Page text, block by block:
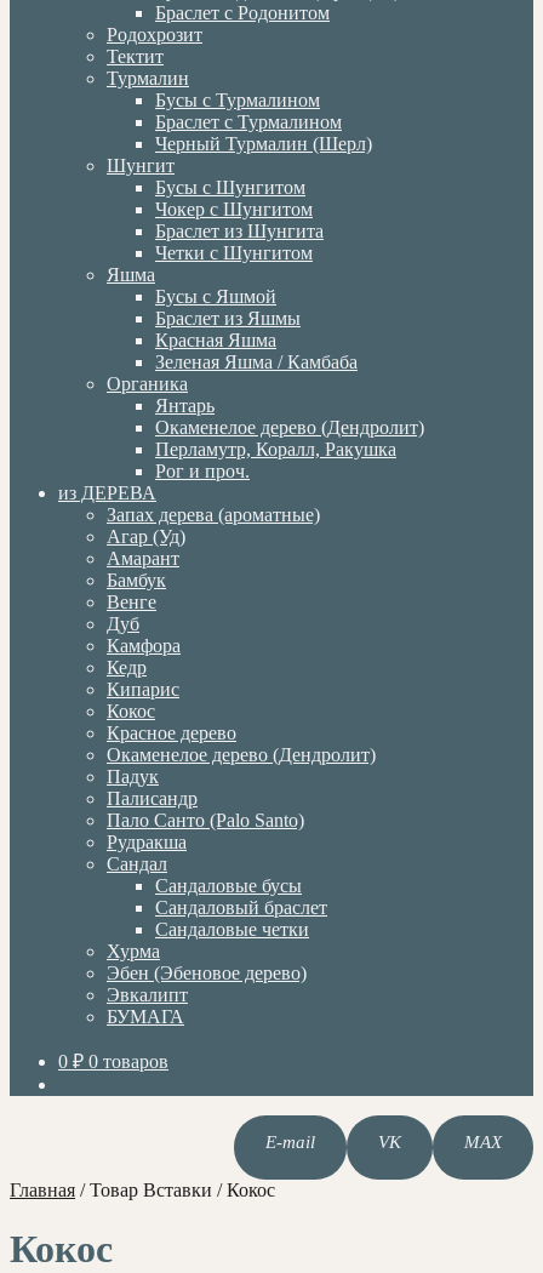
Браслет с Родонитом
Родохрозит
Тектит
Турмалин
Бусы с Турмалином
Браслет с Турмалином
Черный Турмалин (Шерл)
Шунгит
Бусы с Шунгитом
Чокер с Шунгитом
Браслет из Шунгита
Четки с Шунгитом
Яшма
Бусы с Яшмой
Браслет из Яшмы
Красная Яшма
Зеленая Яшма / Камбаба
Органика
Янтарь
Окаменелое дерево (Дендролит)
Перламутр, Коралл, Ракушка
Рог и проч.
из ДЕРЕВА
Запах дерева (ароматные)
Агар (Уд)
Амарант
Бамбук
Венге
Дуб
Камфора
Кедр
Кипарис
Кокос
Красное дерево
Окаменелое дерево (Дендролит)
Падук
Палисандр
Пало Санто (Palo Santo)
Рудракша
Сандал
Сандаловые бусы
Сандаловый браслет
Сандаловые четки
Хурма
Эбен (Эбеновое дерево)
Эвкалипт
БУМАГА
0 ₽ 0 товаров
E-mail VK MAX
Главная /Товар Вставки /Кокос
Кокос